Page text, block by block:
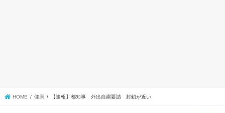
HOME 健康 【速報】都知事 外出自粛要請 封鎖が近い